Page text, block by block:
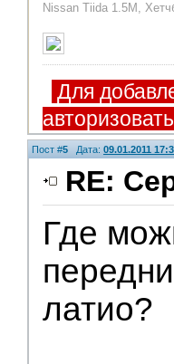
Nissan Tiida 1.5M,
Для
Пост #5 Дата: 09.01.2011
RE:
Где
латио?